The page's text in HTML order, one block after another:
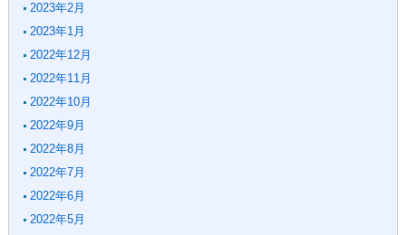
2023年2月
2023年1月
2022年12月
2022年11月
2022年10月
2022年9月
2022年8月
2022年7月
2022年6月
2022年5月